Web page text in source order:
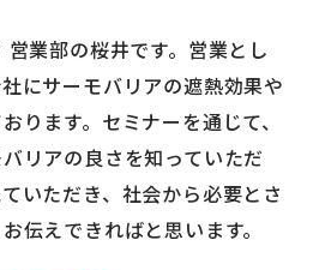
業部の桜井です。営業とし
にサーモバリアの遮熱効果や
ります。セミナーを通じて、
リアの良さを知っていただ
いただき、社会から必要とさ
伝えできればと思います。